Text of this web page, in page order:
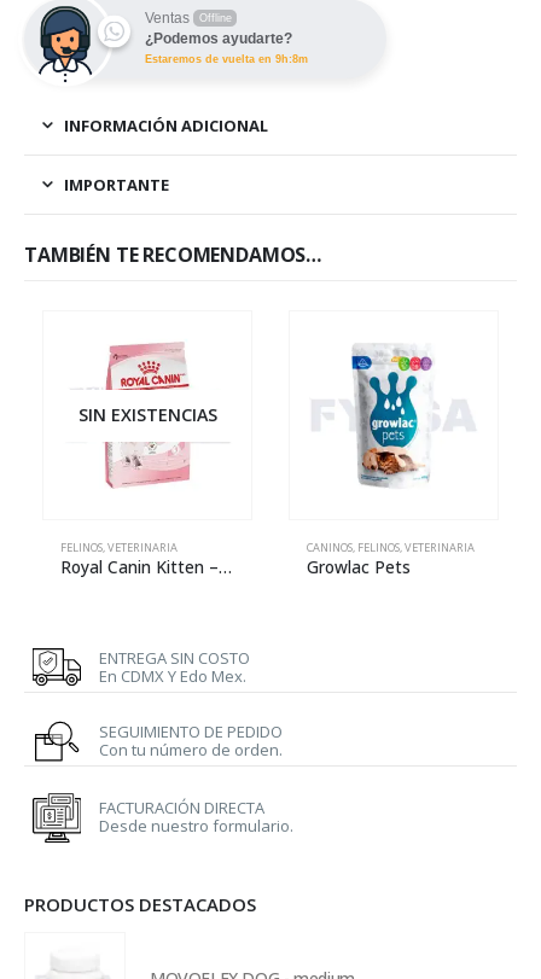
Ventas Offline
¿Podemos ayudarte?
Estaremos de vuelta en 9h:8m
INFORMACIÓN ADICIONAL
IMPORTANTE
TAMBIÉN TE RECOMENDAMOS…
SIN EXISTENCIAS
FELINOS,VETERINARIA
Royal Canin Kitten – 1.37 kg
CANINOS, FELINOS,VETERINARIA
Growlac Pets
ENTREGA SIN COSTO
En CDMX Y Edo Mex.
SEGUIMIENTO DE PEDIDO
Con tu número de orden.
FACTURACIÓN DIRECTA
Desde nuestro formulario.
PRODUCTOS DESTACADOS